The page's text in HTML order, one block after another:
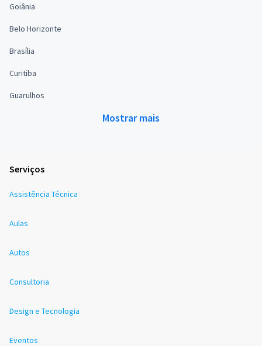
Goiânia
Belo Horizonte
Brasília
Curitiba
Guarulhos
Mostrar mais
Serviços
Assistência Técnica
Aulas
Autos
Consultoria
Design e Tecnologia
Eventos